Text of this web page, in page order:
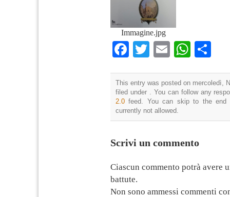
Immagine.jpg
Facebook
TwitterEmail
This entry was posted on mercoledì,
filed under . You can follow any
2.0 feed. You can skip to the end
currently not allowed.
Scrivi un commento
Ciascun commento potrà avere
battute.
Non sono ammessi commenti